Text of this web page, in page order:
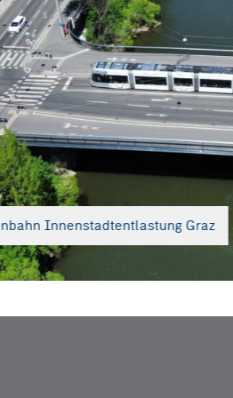
Innenstadtentlastung Graz